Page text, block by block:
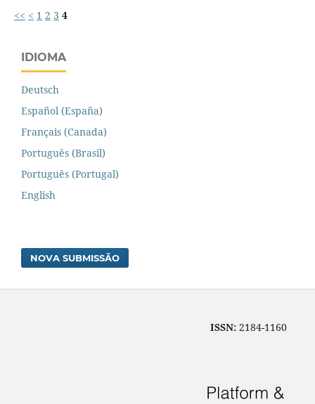
<< < 1 2 3 4
IDIOMA
Deutsch
Español (España)
Français (Canada)
Português (Brasil)
Português (Portugal)
English
NOVA SUBMISSÃO
ISSN: 2184-1160